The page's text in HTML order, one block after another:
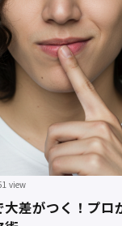
view
差がつく！プロ